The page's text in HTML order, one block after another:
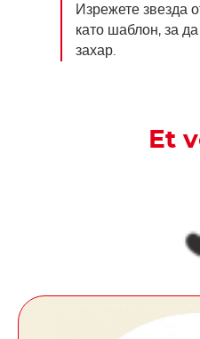
Изрежете звезда
като шаблон, за
захар.
Et